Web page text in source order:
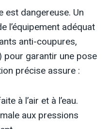
est dangereuse. Un
l’équipement adéquat
anti-coupures,
garantir une pose
précise assure :
à l’air et à l’eau.
aux pressions